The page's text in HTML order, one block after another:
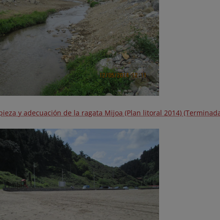
y adecuación de la ragata Mijoa (Plan litoral 2014)